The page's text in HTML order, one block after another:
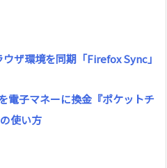
ザ環境を同期「Firefox Sync」
電子マネーに換金『ポケットチ
使い方